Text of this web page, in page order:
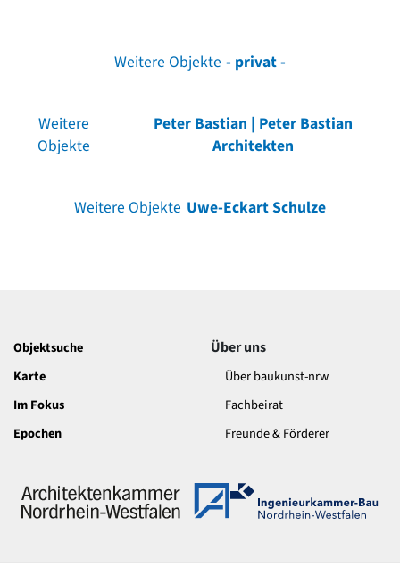
Weitere Objekte - privat -
Weitere
Objekte
Peter Bastian | Peter Bastian
Architekten
Weitere Objekte Uwe-Eckart Schulze
Objektsuche
Karte
Im Fokus
Epochen
Über uns
Über baukunst-nrw
Fachbeirat
Freunde & Förderer